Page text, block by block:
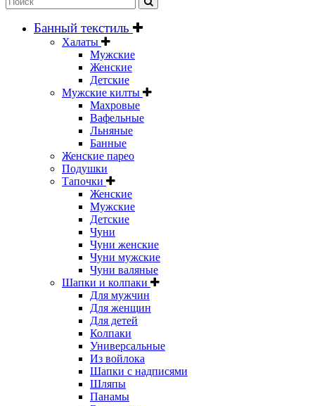
Банный текстиль
Халаты
Мужские
Женские
Детские
Мужские килты
Махровые
Вафельные
Льняные
Банные
Женские парео
Подушки
Тапочки
Женские
Мужские
Детские
Чуни
Чуни женские
Чуни мужские
Чуни валяные
Шапки и колпаки
Для мужчин
Для женщин
Для детей
Колпаки
Универсальные
Из войлока
Шапки с надписями
Шляпы
Панамы